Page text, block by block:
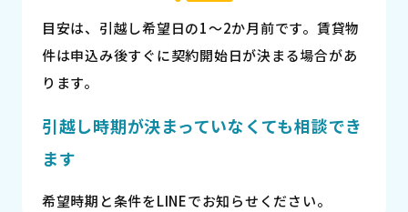
目安は、引越し希望日の1〜2か月前です。賃貸物
件は申込み後すぐに契約開始日が決まる場合があ
ります。
引越し時期が決まっていなくても相談でき
ます
希望時期と条件をLINEでお知らせください。